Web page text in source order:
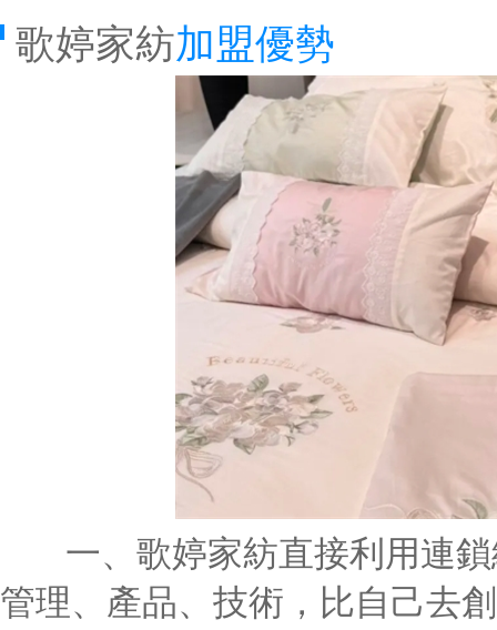
歌婷家紡加盟優勢
一、歌婷家紡直接利用連
管理、產品、技術，比自己去